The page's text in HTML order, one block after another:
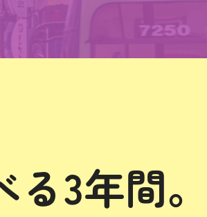
3年間。